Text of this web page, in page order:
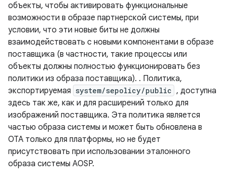
объекты, чтобы активировать функциональные
возможности в образе партнерской системы, при
условии, что эти новые биты не должны
взаимодействовать с новыми компонентами в образе
поставщика (в частности, такие процессы или
объекты должны полностью функционировать без
политики из образа поставщика). . Политика,
экспортируемая system/sepolicy/public , доступна
здесь так же, как и для расширений только для
изображений поставщика. Эта политика является
частью образа системы и может быть обновлена ​​в
OTA только для платформы, но не будет
присутствовать при использовании эталонного
образа системы AOSP.